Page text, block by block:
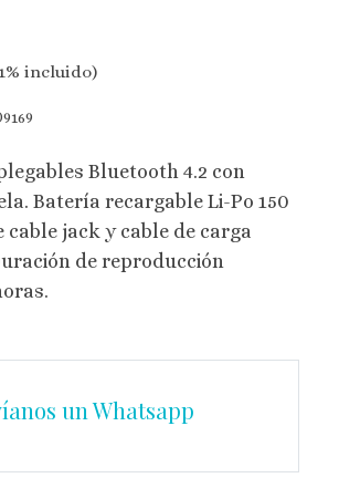
incluido)
Bluetooth 4.2 con
Batería recargable Li-Po 150
jack y cable de carga
de reproducción
un Whatsapp